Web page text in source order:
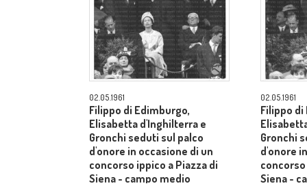
02.05.1961
Filippo di Edimburgo,
Elisabetta d'Inghilterra e
Gronchi seduti sul palco
d'onore in occasione di un
concorso ippico a Piazza di
Siena - campo medio
02.05.1961
Filippo di
Gronchi
d'onore
Siena -